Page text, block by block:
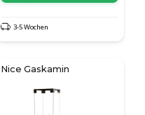
3-5 Wochen
Nice Gaskamin